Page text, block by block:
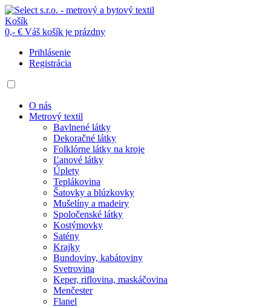
Košík
0,- € Váš košík je prázdny
Prihlásenie
Registrácia
O nás
Metrový textil
Bavlnené látky
Dekoračné látky
Folklórne látky na kroje
Ľanové látky
Úplety
Teplákovina
Šatovky a blúzkovky
Mušelíny a madeiry
Spoločenské látky
Kostýmovky
Satény
Krajky
Bundoviny, kabátoviny
Svetrovina
Keper, riflovina, maskáčovina
Menčester
Flanel